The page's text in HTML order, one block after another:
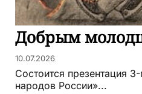
Добрым
10.07.2026
Состоится презентация
народов России»...